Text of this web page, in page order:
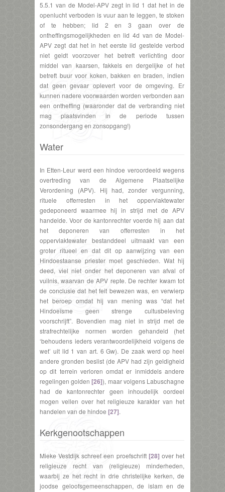
5.5.1 van de Model-APV zegt in lid 1 dat het in de
openlucht verboden is vuur aan te leggen, te stoken
of te hebben; lid 2 en 3 gaan over de
ontheffingsmogelijkheden en lid 4d van de Model-
APV zegt dat het in het eerste lid gestelde verbod
niet geldt voorzover het betreft verlichting door
middel van kaarsen, fakkels en dergelijke of het
betreft buur voor koken, bakken en braden, indien
dat geen gevaar oplevert voor de omgeving. Er
kunnen nadere voorwaarden worden verbonden aan
een ontheffing (waaronder dat de verbranding niet
mag plaatsvinden in de periode tussen
zonsondergang en zonsopgang!)
Water
In Etten-Leur werd een hindoe veroordeeld wegens
overtreding van de Algemene Plaatselijke
Verordening (APV). Hij had, zonder vergunning,
rituele offerresten in het oppervlaktewater
gedeponeerd waarmee hij in strijd met de APV
handelde. Voor de kantonrechter voerde hij aan dat
het deponeren van offerresten in het
oppervlaktewater bestanddeel uitmaakt van een
groter ritueel en dat dit op aanwijzing van een
Hindoestaanse priester moet geschieden. Wat hij
deed, viel niet onder het deponeren van afval of
vuilnis, waarvan de APV repte. De rechter kwam tot
de conclusie dat het feit bewezen was, en verwierp
het beroep omdat hij van mening was “dat het
Hindoeïsme geen strenge cultusbeleving
voorschrijft”. Bovendien mag niet in strijd met de
strafrechtelijke normen worden gehandeld (het
‘behoudens ieders verantwoordelijkheid volgens de
wet’ uit lid 1 van art. 6 Gw). De zaak werd op heel
andere gronden beslist (de APV had zijn geldigheid
op dit terrein verloren omdat er inmiddels andere
regelingen golden[26]), maar volgens Labuschagne
had de kantonrechter geen inhoudelijk oordeel
mogen vellen over het religieuze karakter van het
handelen van de hindoe [27].
Kerkgenootschappen
Mieke Vestdijk schreef een proefschrift [28] over het
religieuze recht van (religieuze) minderheden,
waarbij ze het recht in drie christelijke kerken, de
joodse geloofsgemeenschappen, de islam en de